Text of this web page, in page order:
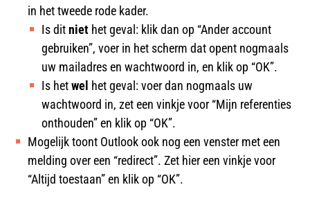
in het tweede rode kader.
Is ditniet het geval: klik dan op “Ander account
gebruiken”, voer in het scherm dat opent nogmaals
uw mailadres en wachtwoord in, en klik op “OK”.
Is hetwel het geval: voer dan nogmaals uw
wachtwoord in, zet een vinkje voor “Mijn referenties
onthouden” en klik op “OK”.
Mogelijk toont Outlook ook nog een venster met een
melding over een “redirect”. Zet hier een vinkje voor
“Altijd toestaan” en klik op “OK”.